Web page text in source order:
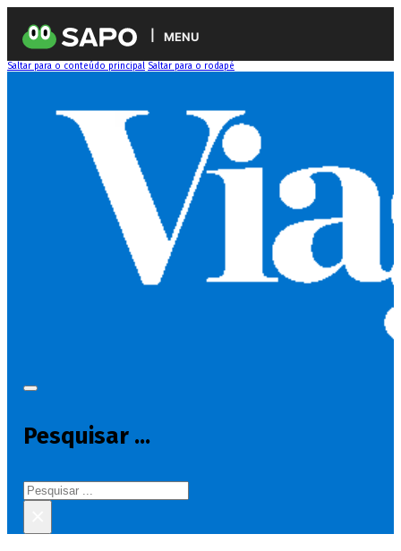
MENU
Saltar para o conteúdo principal Saltar para o rodapé
Pesquisar ...
Pesquisar